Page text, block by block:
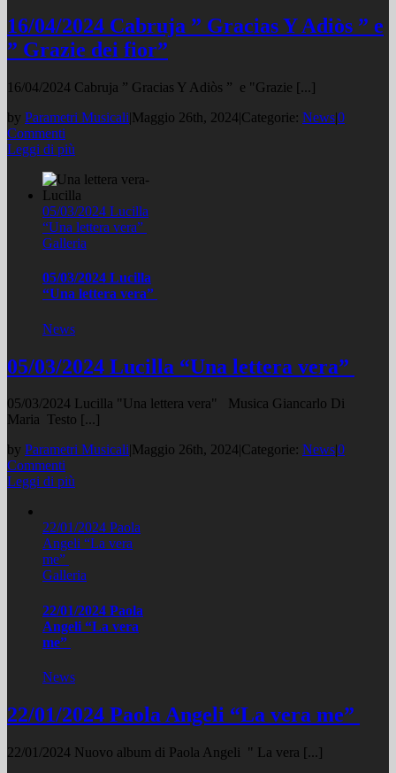
16/04/2024 Cabruja ” Gracias Y Adiòs ” e
” Grazie dei fior”
16/04/2024 Cabruja ” Gracias Y Adiòs ” e "Grazie [...]
by Parametri Musicali|Maggio 26th, 2024|Categorie: News|0
Commenti
Leggi di più
05/03/2024 Lucilla
“Una lettera vera”
Galleria
05/03/2024 Lucilla
“Una lettera vera”
News
05/03/2024 Lucilla “Una lettera vera”
05/03/2024 Lucilla "Una lettera vera" Musica Giancarlo Di
Maria Testo [...]
by Parametri Musicali|Maggio 26th, 2024|Categorie: News|0
Commenti
Leggi di più
22/01/2024 Paola
Angeli “La vera
me”
Galleria
22/01/2024 Paola
Angeli “La vera
me”
News
22/01/2024 Paola Angeli “La vera me”
22/01/2024 Nuovo album di Paola Angeli " La vera [...]